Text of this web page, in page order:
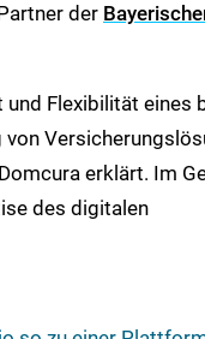
der
Flexibilität eines
erklärt. Im
des digitalen